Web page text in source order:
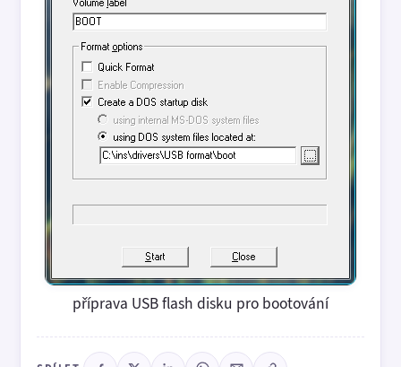
příprava USB flash disku pro bootování